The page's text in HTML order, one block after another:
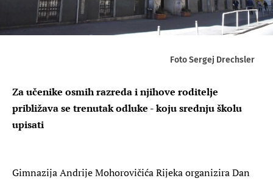
Foto Sergej Drechsler
Za učenike osmih razreda i njihove roditelje
približava se trenutak odluke - koju srednju školu
upisati
Gimnazija Andrije Mohorovičića Rijeka organizira Dan